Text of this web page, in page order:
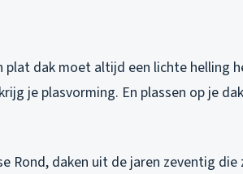
dak moet altijd een lichte helling
je plasvorming. En plassen op je
Rond, daken uit de jaren zeventig